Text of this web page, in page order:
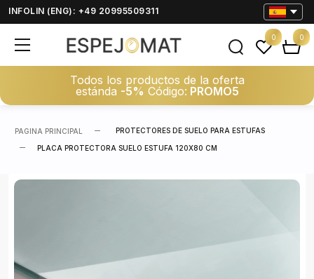
INFOLIN (ENG): +49 20995509311
Todos los productos de la oferta
estánda -5% Código: PROMO5
0 0
PAGINA PRINCIPAL PROTECTORES DE SUELO PARA ESTUFAS
PLACA PROTECTORA SUELO ESTUFA 120X80 CM